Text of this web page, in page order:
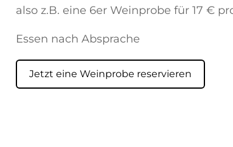
also z.B. eine 6er Weinprobe für 17 €
Essen nach Absprache
Jetzt eine Weinprobe reservieren